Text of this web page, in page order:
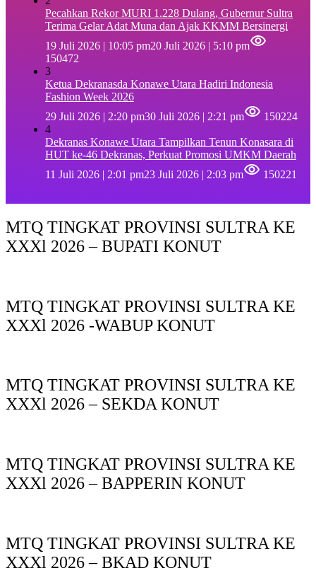
Pecahkan Rekor MURI 1.228 Dulang, Gubernur Sultra
Terima Gelar Adat Muna dan Ajak KKMM Bersinergi
19 Juli 2026 | 10:05 pm20 Juli 2026 | 5:10 pm
150472
3
Ketua Dekranasda Konawe Utara Hadiri Indonesia
Fashion Week 2026
29 Juli 2026 | 2:20 pm30 Juli 2026 | 2:21 pm
150224
4
Dekranas Konawe Utara Tampilkan Tenun Konasara di
HUT ke-46 Dekranas, Perkuat Promosi UMKM Daerah
11 Juli 2026 | 2:01 pm23 Juli 2026 | 2:03 pm 150221
MTQ TINGKAT PROVINSI SULTRA KE
XXXl 2026 – BUPATI KONUT
MTQ TINGKAT PROVINSI SULTRA KE
XXXl 2026 -WABUP KONUT
MTQ TINGKAT PROVINSI SULTRA KE
XXXl 2026 – SEKDA KONUT
MTQ TINGKAT PROVINSI SULTRA KE
XXXl 2026 – BAPPERIN KONUT
MTQ TINGKAT PROVINSI SULTRA KE
XXXl 2026 – BKAD KONUT